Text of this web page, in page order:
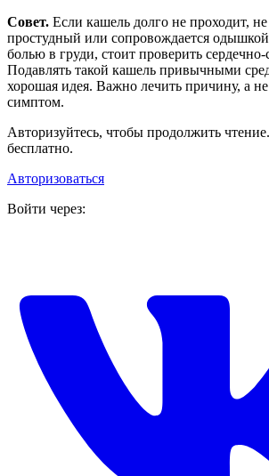
Совет. Если кашель долго не проходит,
простудный или сопровождается
болью в груди, стоит проверить
Подавлять такой кашель привычными
хорошая идея. Важно лечить причину, а
симптом.
Авторизуйтесь, чтобы продолжить
бесплатно.
Авторизоваться
Войти через: